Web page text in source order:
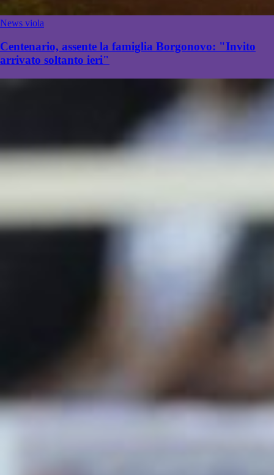
News viola
Centenario, assente la famiglia Borgonovo: "Invito
arrivato soltanto ieri"